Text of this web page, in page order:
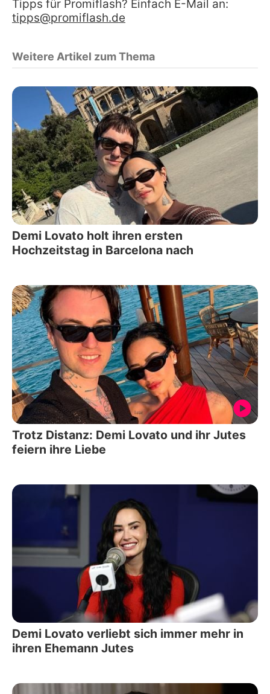
Tipps für Promiflash? Einfach E-Mail an:
tipps@promiflash.de
Weitere Artikel zum Thema
Demi Lovato holt ihren ersten
Hochzeitstag in Barcelona nach
Trotz Distanz: Demi Lovato und ihr Jutes
feiern ihre Liebe
Demi Lovato verliebt sich immer mehr in
ihren Ehemann Jutes